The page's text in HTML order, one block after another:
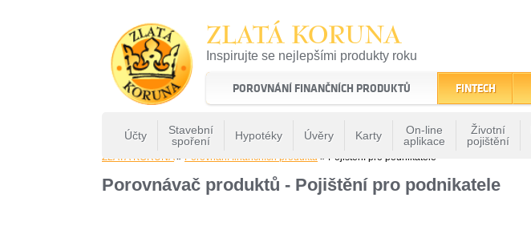
ZLATÁ KORUNA
Inspirujte se nejlepšími produkty roku
22 let tradice a kvality na finančním trhu
POROVNÁNÍ FINANČNÍCH PRODUKTŮ
Účty
Stavební
spoření
Hypotéky Úvěry Karty
On-line
aplikace
Životní
pojištění
FINTECH
ZLATÁ KORUNA» Porovnání finančních produktů » Pojištění pro podnikatele
Porovnávač produktů - Pojištění pro podnikatele